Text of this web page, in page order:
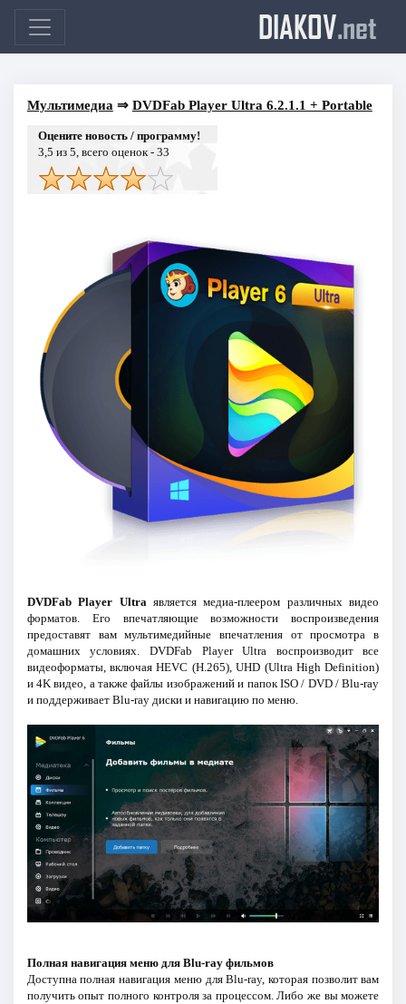
DIAKOV.net
Мультимедиа ⇒ DVDFab Player Ultra 6.2.1.1 + Portable
Оцените новость / программу!
3,5 из 5, всего оценок - 33
DVDFab Player Ultraявляется медиа-плеером различных видео
форматов. Его впечатляющие возможности воспроизведения
предоставят вам мультимедийные впечатления от просмотра в
домашних условиях. DVDFab Player Ultra воспроизводит все
видеоформаты, включая HEVC (H.265), UHD (Ultra High Definition)
и 4K видео, а также файлы изображений и папок ISO / DVD / Blu-ray
и поддерживает Blu-ray диски и навигацию по меню.
Полная навигация меню для Blu-ray фильмов
Доступна полная навигация меню для Blu-ray, которая позволит вам
получить опыт полного контроля за процессом. Либо же вы можете